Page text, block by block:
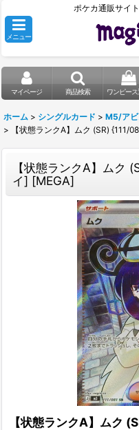
ポケカ通販サイ
メニュー
マイページ 商品検索 ワンピー
ホーム > シングルカード > M5/アビ
>
【状態ランクA】ムク (SR) {111/
【状態ランクA】ムク
イ] [MEGA]
【状態ランクA】ムク